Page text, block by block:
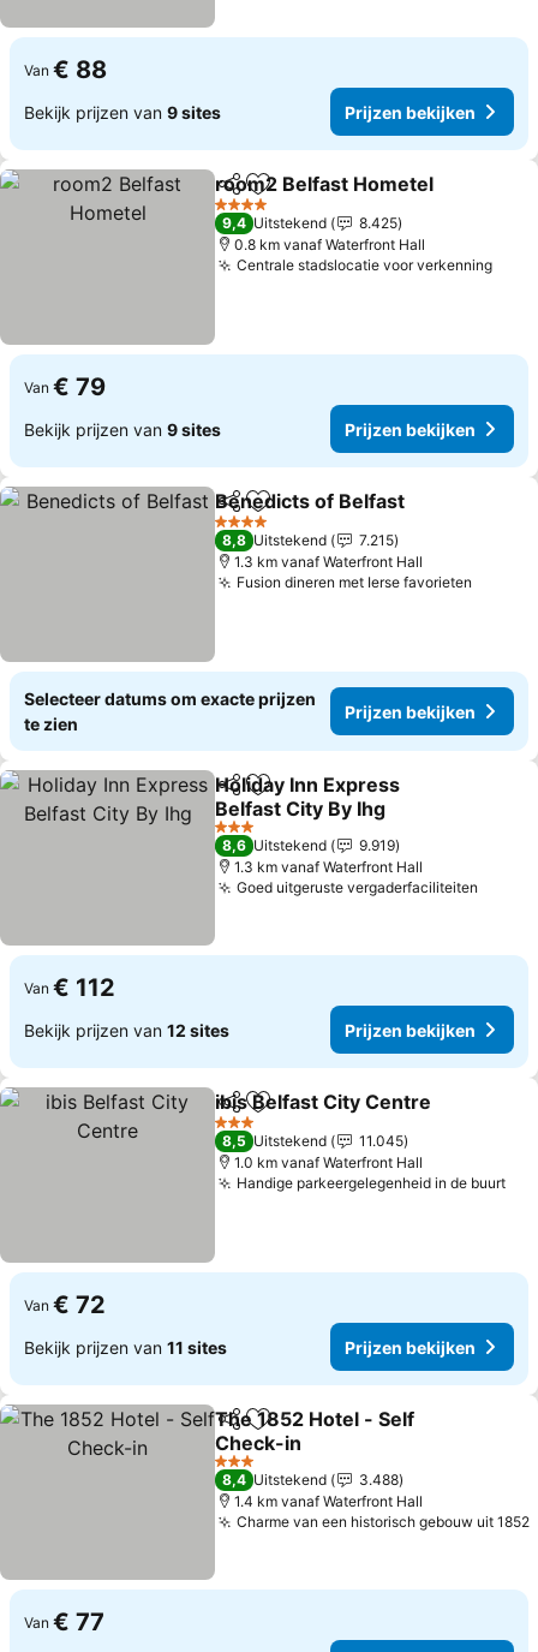
Van € 88
Bekijk prijzen van 9 sites Prijzen bekijken
DelenToevoegen aan favorieten
room2 Belfast Hometel
4 Sterren
9,4 Uitstekend
8.425
0.8 km vanaf Waterfront Hall
Centrale stadslocatie voor verkenning
Van € 79
Bekijk prijzen van 9 sites Prijzen bekijken
DelenToevoegen aan favorieten
Benedicts of Belfast
4 Sterren
8,8 Uitstekend
7.215
1.3 km vanaf Waterfront Hall
Fusion dineren met Ierse favorieten
Selecteer datums om exacte prijzen
te zien
Prijzen bekijken
DelenToevoegen aan favorieten
Holiday Inn Express
Belfast City By Ihg
3 Sterren
8,6 Uitstekend
9.919
1.3 km vanaf Waterfront Hall
Goed uitgeruste vergaderfaciliteiten
Van € 112
Bekijk prijzen van 12 sites Prijzen bekijken
DelenToevoegen aan favorieten
ibis Belfast City Centre
3 Sterren
8,5 Uitstekend
11.045
1.0 km vanaf Waterfront Hall
Handige parkeergelegenheid in de buurt
Van € 72
Bekijk prijzen van 11 sites Prijzen bekijken
DelenToevoegen aan favorieten
The 1852 Hotel - Self
Check-in
3 Sterren
8,4 Uitstekend
3.488
1.4 km vanaf Waterfront Hall
Charme van een historisch gebouw uit 1852
Van € 77